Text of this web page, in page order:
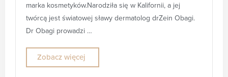
marka kosmetyków.Narodziła się w Kalifornii, a jej
twórcą jest światowej sławy dermatolog drZein Obagi.
Dr Obagi prowadzi …
Zobacz więcej